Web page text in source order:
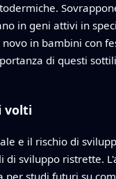
in geni attivi in
in bambini con
di questi
volti
e il rischio di
sviluppo ristrette.
studi futuri su